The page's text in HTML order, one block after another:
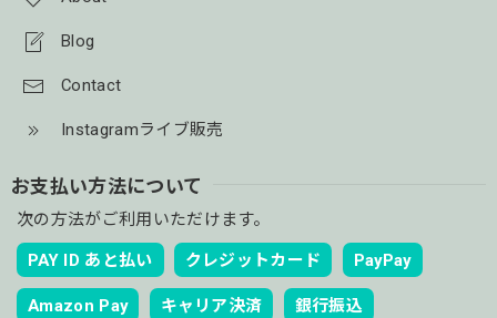
Blog
Contact
Instagramライブ販売
お支払い方法について
次の方法がご利用いただけます。
PAY ID あと払い クレジットカード PayPay
Amazon Pay キャリア決済 銀行振込